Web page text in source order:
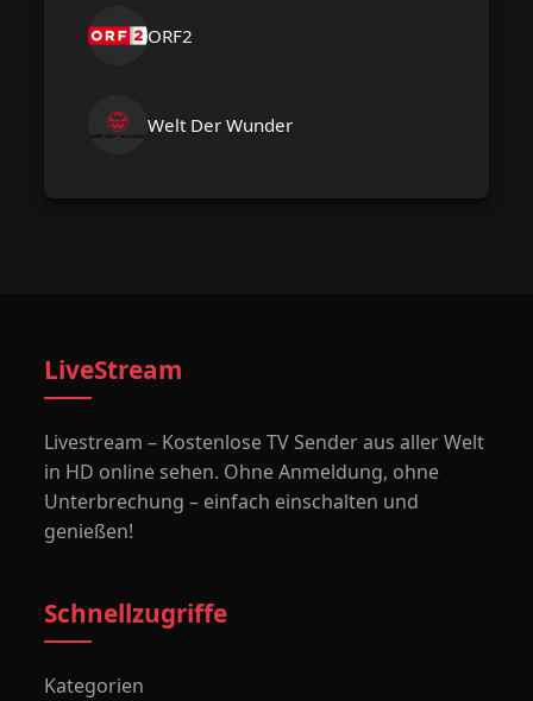
ORF2
Welt Der Wunder
LiveStream
Livestream – Kostenlose TV Sender aus aller Welt
in HD online sehen. Ohne Anmeldung, ohne
Unterbrechung – einfach einschalten und
genießen!
Schnellzugriffe
Kategorien